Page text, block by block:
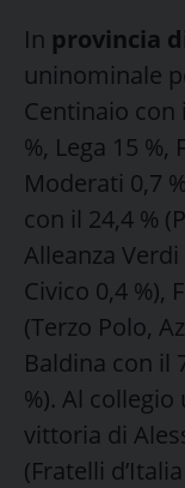
In provincia
uninominale
Centinaio con
%, Lega 15 %,
Moderati 0,7
con il 24,4 %
Alleanza
Civico 0,4 %),
(Terzo Polo,
Baldina con il
%). Al
vittoria di
(Fratelli